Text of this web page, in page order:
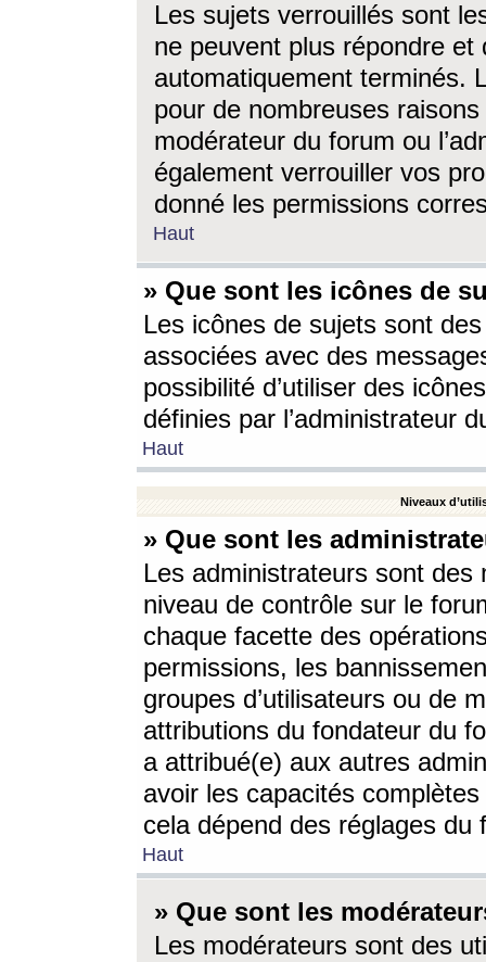
Les sujets verrouillés sont
ne peuvent plus répondre
automatiquement terminés.
pour de nombreuses
modérateur du forum ou
également verrouiller vos
donné les permissions
Haut
» Que sont les icônes de
Les icônes de sujets sont
associées avec des
possibilité d’utiliser des
définies par l’administrateur
Haut
Niveaux
» Que sont les
Les administrateurs sont
niveau de contrôle sur le
chaque facette des
permissions, les
groupes d’utilisateurs ou de
attributions du fondateur du
a attribué(e) aux autres
avoir les capacités
cela dépend des réglages du
Haut
» Que sont les
Les modérateurs sont des